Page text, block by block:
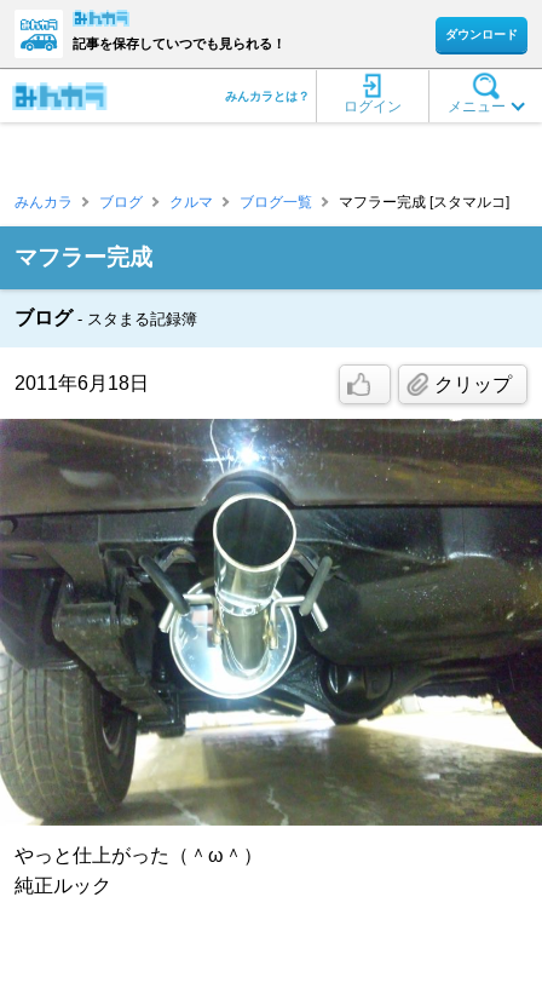
記事を保存していつでも見られる！
ダウンロード
メニュー
ログイン
みんカラとは？
みんカラ ブログ クルマ ブログ一覧 マフラー完成 [スタマルコ]
マフラー完成
ブログ スタまる記録簿
2011年6月18日 クリップ
やっと仕上がった（＾ω＾）
純正ルック